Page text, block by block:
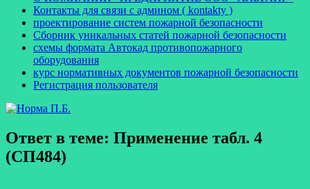
Контакты для связи с админом ( kontakty )
проектирование систем пожарной безопасности
Сборник уникальных статей пожарной безопасности
схемы формата Автокад противопожарного
оборудования
курс нормативных документов пожарной безопасности
Регистрация пользователя
Ответ в теме: Применение табл. 4
(СП484)